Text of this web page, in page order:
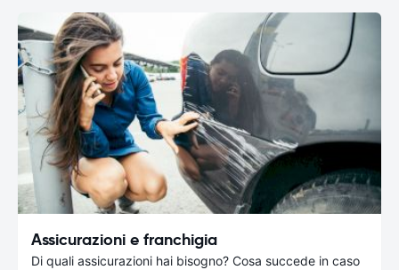
Assicurazioni e franchigia
Di quali assicurazioni hai bisogno? Cosa succede in caso